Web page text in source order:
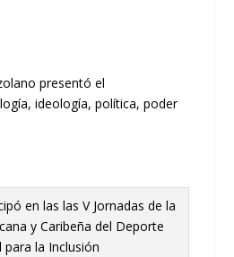
presentó el
ideología,política,poder